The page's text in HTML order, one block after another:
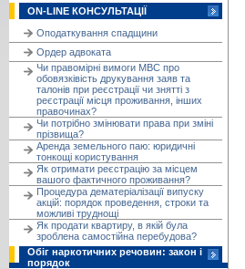
ON-LINE КОНСУЛЬТАЦІЇ
Оподаткування спадщини
Ордер адвоката
Чи правомірні вимоги МВС про
обовязківість друкування заяв та
талонів при реєстрації чи знятті з
реєстрації місця проживання, інших
правочинах?
Чи потрібно змінювати права при зміні
прізвища?
Аренда земельного паю: юридичні
тонкощі користування
Як отримати реєстрацію за місцем
вашого фактичного проживання?
Процедура дематеріалізації випуску
акцій: порядок проведення, строки та
можливі труднощі
Як продати квартиру, в якій була
зроблена самостійна перебудова?
Обіг наркотичних речовин: закон і
порядок